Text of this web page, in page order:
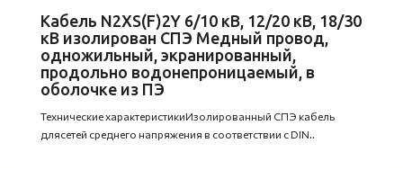
Кабель N2XS(F)2Y 6/10 кВ, 12/20 кВ, 18/30
кВ изолирован СПЭ Медный провод,
одножильный, экранированный,
продольно водонепроницаемый, в
оболочке из ПЭ
Технические характеристикиИзолированный СПЭ кабель
длясетей среднего напряжения в соответствии с DIN..